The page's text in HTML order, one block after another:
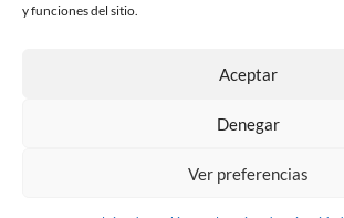
y funciones del sitio.
Aceptar
Denegar
Ver preferencias